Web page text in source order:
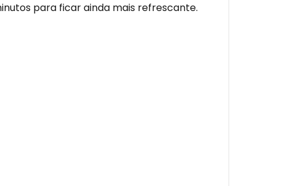
para ficar ainda mais refrescante.